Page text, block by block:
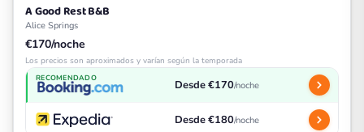
A Good Rest B&B
Alice Springs
€170/noche
Los precios son aproximados y varían según la temporada
RECOMENDADO Desde €170/noche
Desde €180/noche